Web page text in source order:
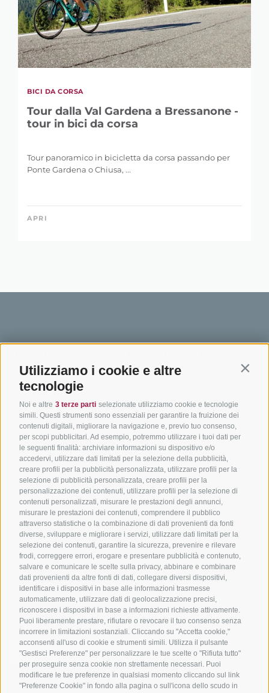
Utilizziamo i cookie e altre
tecnologie
Noi e altre 3 terze parti selezionate utilizziamo cookie e tecnologie
simili. Questi strumenti sono essenziali per garantire la fruizione dei
contenuti digitali, migliorare la navigazione e, previo tuo consenso,
per scopi pubblicitari. Ad esempio, potremmo utilizzare i tuoi dati per
le seguenti finalità: archiviare informazioni su dispositivo e/o
accedervi, utilizzare dati limitati per la selezione della pubblicità,
creare profili per la pubblicità personalizzata, utilizzare profili per la
selezione di pubblicità personalizzata, creare profili per la
personalizzazione dei contenuti, utilizzare profili per la selezione di
contenuti personalizzati, misurare le prestazioni degli annunci,
misurare le prestazioni dei contenuti, comprendere il pubblico
attraverso statistiche o la combinazione di dati provenienti da fonti
diverse, sviluppare e migliorare i servizi, utilizzare dati limitati per la
selezione dei contenuti, garantire la sicurezza, prevenire e rilevare
frodi, correggere errori, erogare e presentare pubblicità e contenuto,
salvare e comunicare le scelte sulla privacy, abbinare e combinare
dati provenienti da altre fonti di dati, collegare diversi dispositivi,
identificare i dispositivi in base alle informazioni trasmesse
automaticamente, utilizzare dati di geolocalizzazione precisi,
riconoscere i dispositivi in base a informazioni richieste attivamente.
Puoi liberamente prestare, rifiutare o revocare il tuo consenso senza
incorrere in limitazioni sostanziali. Cliccando su "Accetta cookie,"
acconsenti all'uso di cookie e strumenti simili. Utilizza il pulsante
"Gestisci Preferenze" per personalizzare le tue scelte o "Rifiuta tutto"
per proseguire senza cookie non strettamente necessari. Puoi
modificare le tue preferenze in qualsiasi momento cliccando sul link
"Preferenze Cookie" in fondo alla pagina o sull'icona dello scudo in
BICI DA CORSA
Tour dalla Val Gardena a Bressanone -
tour in bici da corsa
Tour panoramico in bicicletta da corsa passando per
Ponte Gardena o Chiusa, ...
APRI
SÜDTIROL
Hotel & pacchetti
Pacchetti vacanze
Buoni vacanza
Hot Deals
Bike & Work
ADIGE
Adige
In bici da corsa in Alto
Adige
Ciclabili in Alto Adige
Scuole bike
Tutti i tour
Come
Meteo
Catalogo
info@bikehotels.it
ISCRIVITI ALLA NOSTRA NEWSLETTER
ISCRIVITI ADESSO